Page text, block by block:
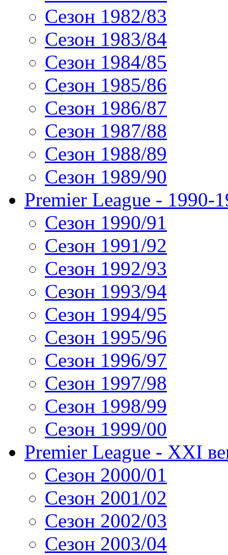
Сезон 1982/83
Сезон 1983/84
Сезон 1984/85
Сезон 1985/86
Сезон 1986/87
Сезон 1987/88
Сезон 1988/89
Сезон 1989/90
Premier League - 1990-
Сезон 1990/91
Сезон 1991/92
Сезон 1992/93
Сезон 1993/94
Сезон 1994/95
Сезон 1995/96
Сезон 1996/97
Сезон 1997/98
Сезон 1998/99
Сезон 1999/00
Premier League - XXI
Сезон 2000/01
Сезон 2001/02
Сезон 2002/03
Сезон 2003/04